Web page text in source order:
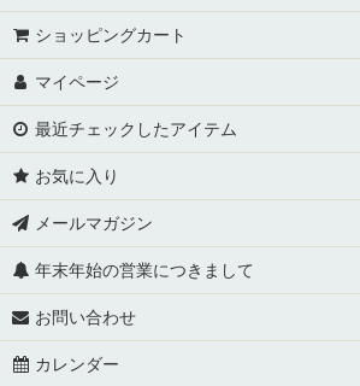
ショッピングカート
マイページ
最近チェックしたアイテム
お気に入り
メールマガジン
年末年始の営業につきまして
お問い合わせ
カレンダー